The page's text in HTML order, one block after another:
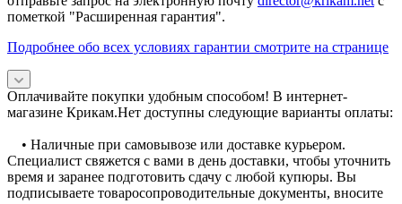
пометкой "Расширенная гарантия".
Подробнее обо всех условиях гарантии смотрите на странице
Оплачивайте покупки удобным способом! В интернет-
магазине Крикам.Нет доступны следующие варианты оплаты:
• Наличные при самовывозе или доставке курьером.
Специалист свяжется с вами в день доставки, чтобы уточнить
время и заранее подготовить сдачу с любой купюры. Вы
подписываете товаросопроводительные документы, вносите